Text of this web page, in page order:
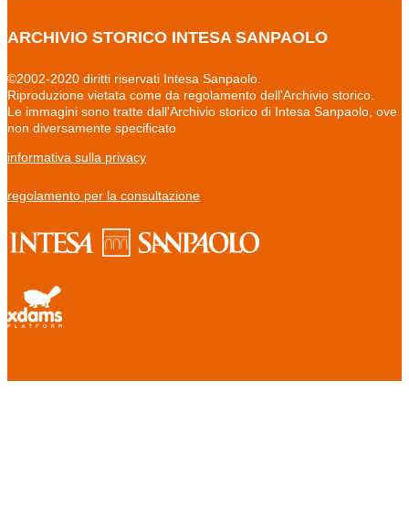
ARCHIVIO STORICO INTESA SANPAOLO
©2002-2020 diritti riservati Intesa Sanpaolo.
Riproduzione vietata come da regolamento dell'Archivio storico.
Le immagini sono tratte dall'Archivio storico di Intesa Sanpaolo, ove
non diversamente specificato
informativa sulla privacy
regolamento per la consultazione